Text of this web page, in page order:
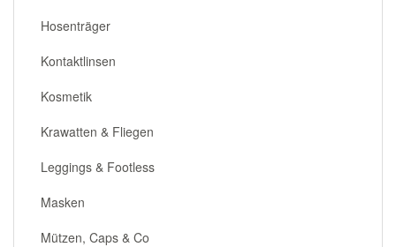
Hosenträger
Kontaktlinsen
Kosmetik
Krawatten & Fliegen
Leggings & Footless
Masken
Mützen, Caps & Co